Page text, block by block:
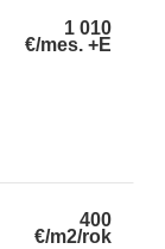
1 010
€/mes. +E
400
€/m2/rok